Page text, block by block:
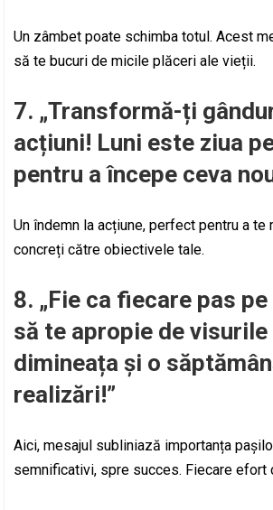
Un zâmbet poate schimba totul. Acest
să te bucuri de micile plăceri ale vieții.
7. „Transformă-ți
acțiuni! Luni este ziua
pentru a începe ceva
Un îndemn la acțiune, perfect pentru a
concreți către obiectivele tale.
8. „Fie ca fiecare pas
să te apropie de visurile
dimineața și o
realizări!”
Aici, mesajul subliniază importanța
semnificativi, spre succes. Fiecare efort